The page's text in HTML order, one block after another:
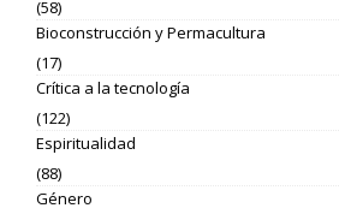
(58)
Bioconstrucción y Permacultura
(17)
Crítica a la tecnología
(122)
Espiritualidad
(88)
Género